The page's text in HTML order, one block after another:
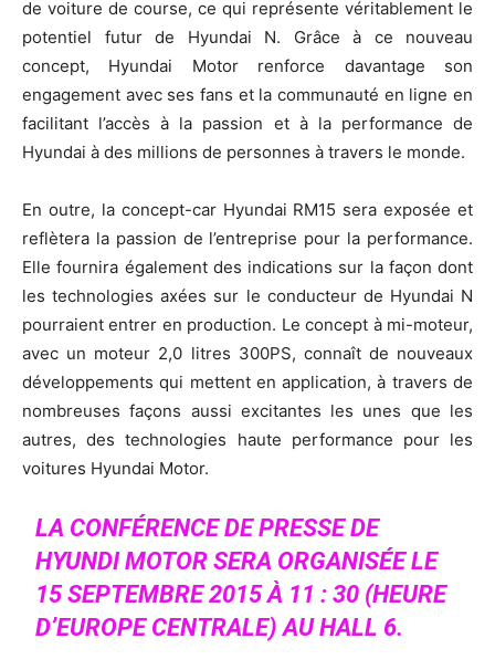
de voiture de course, ce qui représente véritablement le
potentiel futur de Hyundai N. Grâce à ce nouveau
concept, Hyundai Motor renforce davantage son
engagement avec ses fans et la communauté en ligne en
facilitant l’accès à la passion et à la performance de
Hyundai à des millions de personnes à travers le monde.
En outre, la concept-car Hyundai RM15 sera exposée et
reflètera la passion de l’entreprise pour la performance.
Elle fournira également des indications sur la façon dont
les technologies axées sur le conducteur de Hyundai N
pourraient entrer en production. Le concept à mi-moteur,
avec un moteur 2,0 litres 300PS, connaît de nouveaux
développements qui mettent en application, à travers de
nombreuses façons aussi excitantes les unes que les
autres, des technologies haute performance pour les
voitures Hyundai Motor.
LA CONFÉRENCE DE PRESSE DE
HYUNDI MOTOR SERA ORGANISÉE LE
15 SEPTEMBRE 2015 À 11 : 30 (HEURE
D’EUROPE CENTRALE) AU HALL 6.